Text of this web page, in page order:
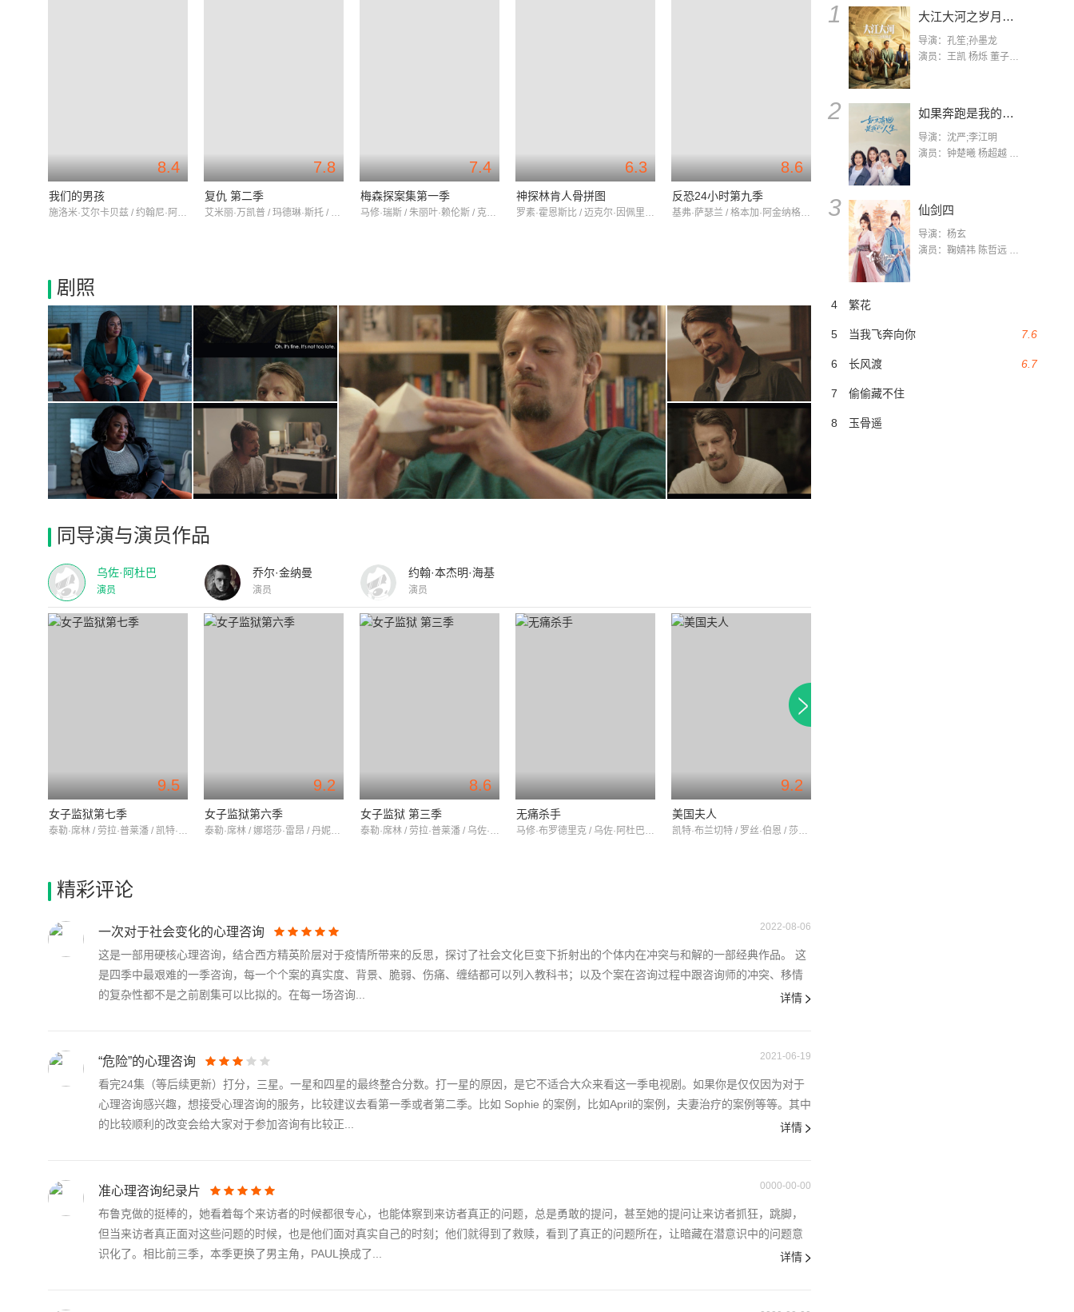
1 大江大河之岁月如歌
导演：孔笙;孙墨龙
演员：王凯 杨烁 董子健 杨采钰 张佳宁 练练 林栋甫 房子斌
2 如果奔跑是我的人生
导演：沈严;李江明
演员：钟楚曦 杨超越 许娣 陈小艺 侯雯元 宋洋 王宥钧 李添诺
3 仙剑四
导演：杨玄
演员：鞠婧祎 陈哲远 茅子俊 毛晓慧 王媛可 张志浩 林枫松 张帆（演员）
4 繁花
7.6
5 当我飞奔向你
6.7
6 长风渡
7 偷偷藏不住
8 玉骨遥
8.4
我们的男孩
施洛米·艾尔卡贝兹 / 约翰尼·阿伯特 / 亚当·加贝
7.8
复仇 第二季
艾米丽·万凯普 / 玛德琳·斯托 / 加布里埃尔·曼
7.4
梅森探案集第一季
马修·瑞斯 / 朱丽叶·赖伦斯 / 克里斯·乔克
6.3
神探林肯人骨拼图
罗素·霍恩斯比 / 迈克尔·因佩里奥利 / 阿莉尔·凯贝尔
8.6
反恐24小时第九季
基弗·萨瑟兰 / 格本加·阿金纳格贝 / 本杰明·布拉特
剧照
同导演与演员作品
乌佐·阿杜巴
演员
乔尔·金纳曼
演员
约翰·本杰明·海基
演员
9.5
女子监狱第七季
泰勒·席林 / 劳拉·普莱潘 / 凯特·穆格鲁
9.2
女子监狱第六季
泰勒·席林 / 娜塔莎·雷昂 / 丹妮尔·布鲁克斯
8.6
女子监狱 第三季
泰勒·席林 / 劳拉·普莱潘 / 乌佐·阿杜巴
无痛杀手
马修·布罗德里克 / 乌佐·阿杜巴 / 韦斯特·杜考夫尼
9.2
美国夫人
凯特·布兰切特 / 罗丝·伯恩 / 莎拉·保罗森
精彩评论
一次对于社会变化的心理咨询 2022-08-06
这是一部用硬核心理咨询，结合西方精英阶层对于疫情所带来的反思，探讨了社会文化巨变下折射出的个体内在冲突与和解的一部经典作品。 这
是四季中最艰难的一季咨询，每一个个案的真实度、背景、脆弱、伤痛、缠结都可以列入教科书；以及个案在咨询过程中跟咨询师的冲突、移情
的复杂性都不是之前剧集可以比拟的。在每一场咨询...
详情
“危险”的心理咨询 2021-06-19
看完24集（等后续更新）打分，三星。一星和四星的最终整合分数。打一星的原因，是它不适合大众来看这一季电视剧。如果你是仅仅因为对于
心理咨询感兴趣，想接受心理咨询的服务，比较建议去看第一季或者第二季。比如 Sophie 的案例，比如April的案例，夫妻治疗的案例等等。其中
的比较顺利的改变会给大家对于参加咨询有比较正...
详情
准心理咨询纪录片 0000-00-00
布鲁克做的挺棒的，她看着每个来访者的时候都很专心，也能体察到来访者真正的问题，总是勇敢的提问，甚至她的提问让来访者抓狂，跳脚，
但当来访者真正面对这些问题的时候，也是他们面对真实自己的时刻；他们就得到了救赎，看到了真正的问题所在，让暗藏在潜意识中的问题意
识化了。相比前三季，本季更换了男主角，PAUL换成了...
详情